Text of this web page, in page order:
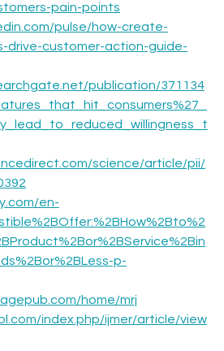
pain-points
pulse/how-create-
drive-customer-action-guide-
publication/371134
science/article/pii/
en-
p-
home/mrj
index.php/ijmer/article/view